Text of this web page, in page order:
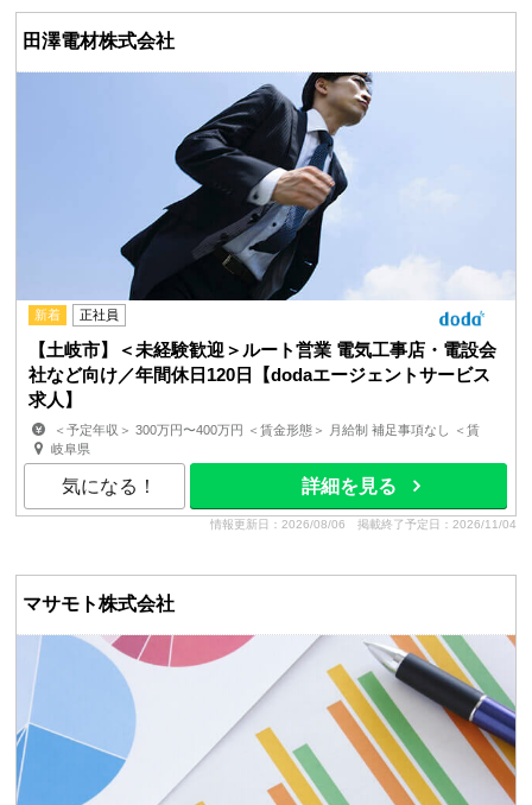
田澤電材株式会社
新着 正社員
【土岐市】＜未経験歓迎＞ルート営業 電気工事店・電設会
社など向け／年間休日120日【dodaエージェントサービス
求人】
＜予定年収＞ 300万円〜400万円 ＜賃金形態＞ 月給制 補足事項なし ＜賃
金内訳＞ 月額（基本給）：180,600円〜215,800円 ...
岐阜県
気になる！ 詳細を見る
情報更新日：2026/08/06 掲載終了予定日：2026/11/04
マサモト株式会社